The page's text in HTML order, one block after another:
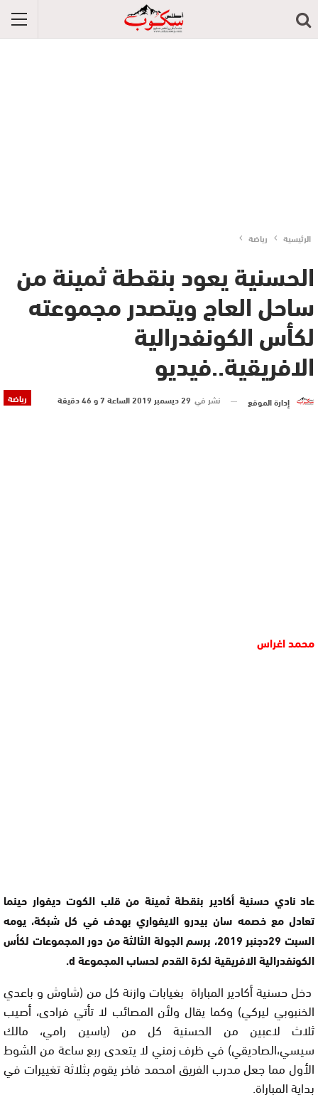
الرئيسية رياضة
الحسنية يعود بنقطة ثمينة من
ساحل العاج ويتصدر مجموعته
لكأس الكونفدرالية
الافريقية..فيديو
رياضة إدارة الموقع نشر في 29 ديسمبر 2019 الساعة 7 و 46 دقيقة
محمد اغراس
عاد نادي حسنية أكادير بنقطة ثمينة من قلب الكوت ديفوار حينما
تعادل مع خصمه سان بيدرو الايفواري بهدف في كل شبكة، يومه
السبت 29دجنبر 2019، برسم الجولة الثالثة من دور المجموعات لكأس
الكونفدرالية الافريقية لكرة القدم لحساب المجموعة d.
دخل حسنية أكادير المباراة بغيابات وازنة كل من (شاوش و باعدي
الخنبوبي ليركي) وكما يقال ولأن المصائب لا تأتي فرادى، أصيب
ثلاث لاعبين من الحسنية كل من (ياسين رامي، مالك
سيسي،الصاديقي) في ظرف زمني لا يتعدى ربع ساعة من الشوط
الأول مما جعل مدرب الفريق امحمد فاخر يقوم بثلاثة تغييرات في
بداية المباراة.